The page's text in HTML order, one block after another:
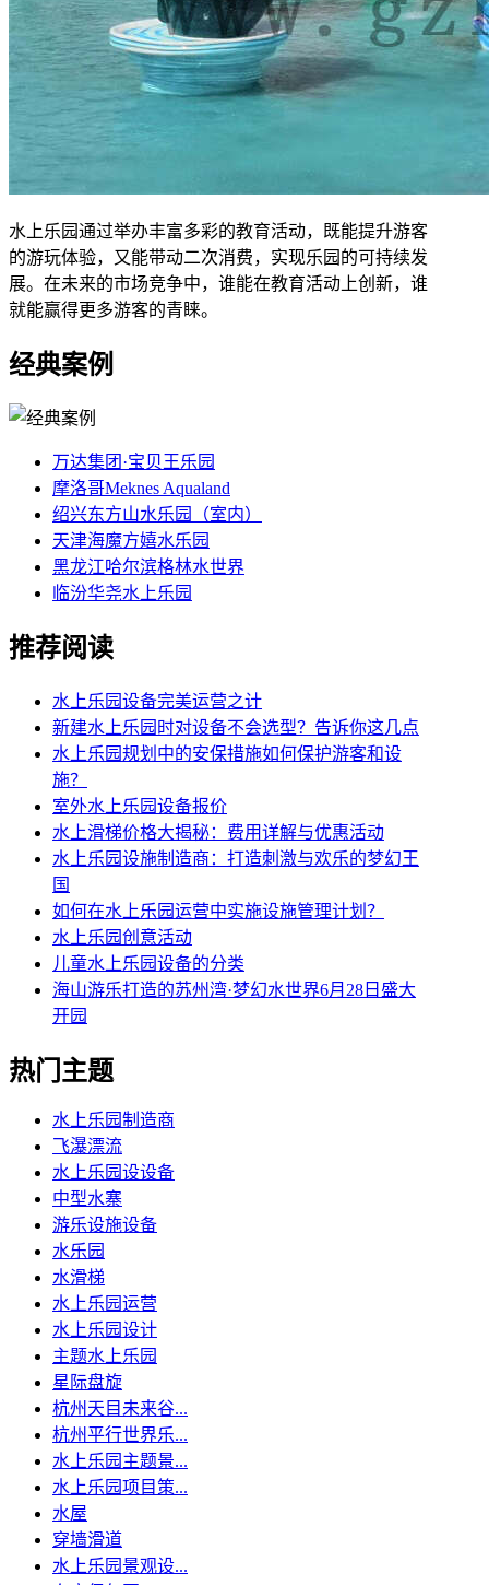
水上乐园通过举办丰富多彩的教育活动，既能提升游客
的游玩体验，又能带动二次消费，实现乐园的可持续发
展。在未来的市场竞争中，谁能在教育活动上创新，谁
就能赢得更多游客的青睐。
经典案例
万达集团·宝贝王乐园
摩洛哥Meknes Aqualand
绍兴东方山水乐园（室内）
天津海魔方嬉水乐园
黑龙江哈尔滨格林水世界
临汾华尧水上乐园
推荐阅读
水上乐园设备完美运营之计
新建水上乐园时对设备不会选型？告诉你这几点
水上乐园规划中的安保措施如何保护游客和设
施？
室外水上乐园设备报价
水上滑梯价格大揭秘：费用详解与优惠活动
水上乐园设施制造商：打造刺激与欢乐的梦幻王
国
如何在水上乐园运营中实施设施管理计划？
水上乐园创意活动
儿童水上乐园设备的分类
海山游乐打造的苏州湾·梦幻水世界6月28日盛大
开园
热门主题
水上乐园制造商
飞瀑漂流
水上乐园设设备
中型水寨
游乐设施设备
水乐园
水滑梯
水上乐园运营
水上乐园设计
主题水上乐园
星际盘旋
杭州天目未来谷...
杭州平行世界乐...
水上乐园主题景...
水上乐园项目策...
水屋
穿墙滑道
水上乐园景观设...